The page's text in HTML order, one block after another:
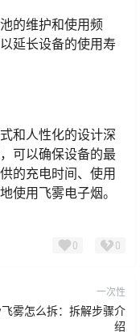
的维护和使用频
延长设备的使用寿
和人性化的设计深
可以确保设备的最
的充电时间、使用
使用飞雾电子烟。
0 0
一次性
雾怎么拆：拆解步骤介
绍